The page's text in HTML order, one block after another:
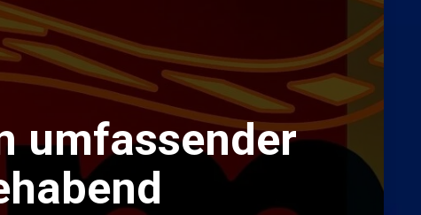
umfassender